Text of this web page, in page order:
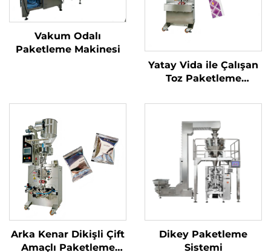
Vakum Odalı
Paketleme Makinesi
Yatay Vida ile Çalışan
Toz Paketleme
Arka Kenar Dikişli Çift
Amaçlı Paketleme
Dikey Paketleme
Sistemi